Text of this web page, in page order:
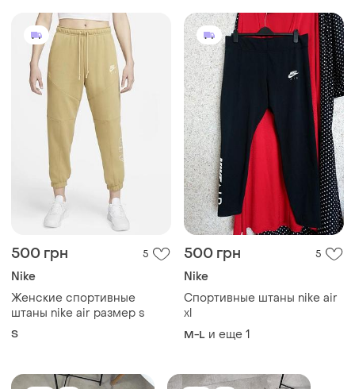
500 грн 5
Nike
Женские спортивные
штаны nike air размер s
S
500 грн 5
Nike
Спортивные штаны nike air
xl
M-L и еще 1